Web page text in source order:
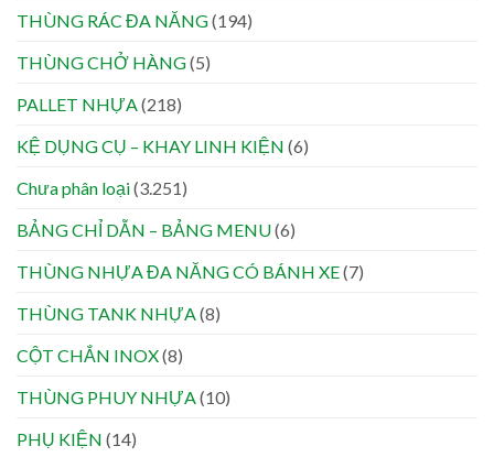
THÙNG RÁC ĐA NĂNG(194)
THÙNG CHỞ HÀNG(5)
PALLET NHỰA(218)
KỆ DỤNG CỤ – KHAY LINH KIỆN (6)
Chưa phân loại(3.251)
BẢNG CHỈ DẪN – BẢNG MENU(6)
THÙNG NHỰA ĐA NĂNG CÓ BÁNH XE(7)
THÙNG TANK NHỰA(8)
CỘT CHẮN INOX(8)
THÙNG PHUY NHỰA(10)
PHỤ KIỆN (14)